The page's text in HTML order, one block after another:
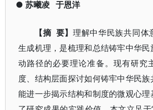
● 苏曦凌 于恩洋
【摘 要】理解中华民族共同体
生成机理，是梳理和总结铸牢中华
动路径的必要理论准备。现有研究
度、结构层面探讨如何铸牢中华民
能进一步揭示结构和制度的微观心